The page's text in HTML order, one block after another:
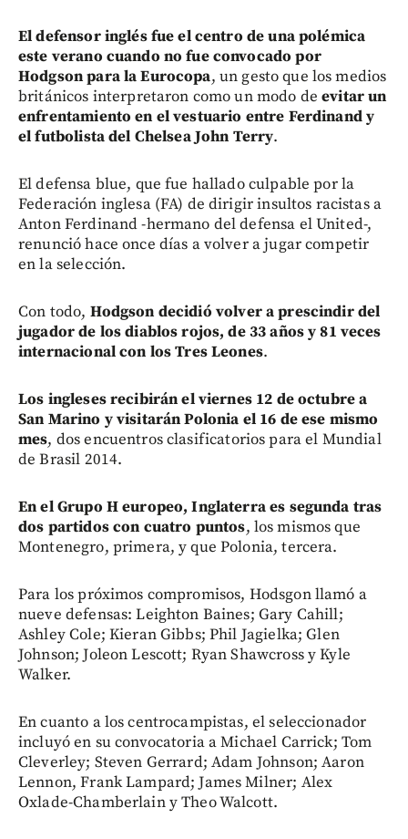
El defensor inglés fue el centro de una polémica
este verano cuando no fue convocado por
Hodgson para la Eurocopa, un gesto que los medios
británicos interpretaron como un modo deevitar un
enfrentamiento en el vestuario entre Ferdinand y
el futbolista del Chelsea John Terry.
El defensa blue, que fue hallado culpable por la
Federación inglesa (FA) de dirigir insultos racistas a
Anton Ferdinand -hermano del defensa el United-,
renunció hace once días a volver a jugar competir
en la selección.
Con todo, Hodgson decidió volver a prescindir del
jugador de los diablos rojos, de 33 años y 81 veces
internacional con los Tres Leones.
Los ingleses recibirán el viernes 12 de octubre a
San Marino y visitarán Polonia el 16 de ese mismo
mes, dos encuentros clasificatorios para el Mundial
de Brasil 2014.
En el Grupo H europeo, Inglaterra es segunda tras
dos partidos con cuatro puntos, los mismos que
Montenegro, primera, y que Polonia, tercera.
Para los próximos compromisos, Hodsgon llamó a
nueve defensas: Leighton Baines; Gary Cahill;
Ashley Cole; Kieran Gibbs; Phil Jagielka; Glen
Johnson; Joleon Lescott; Ryan Shawcross y Kyle
Walker.
En cuanto a los centrocampistas, el seleccionador
incluyó en su convocatoria a Michael Carrick; Tom
Cleverley; Steven Gerrard; Adam Johnson; Aaron
Lennon, Frank Lampard; James Milner; Alex
Oxlade-Chamberlain y Theo Walcott.